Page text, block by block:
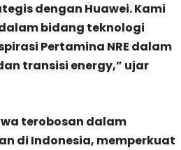
dengan Huawei. Kami
bidang teknologi
Pertamina NRE dalam
transisi energy,” ujar
terobosan dalam
di Indonesia, memperkuat